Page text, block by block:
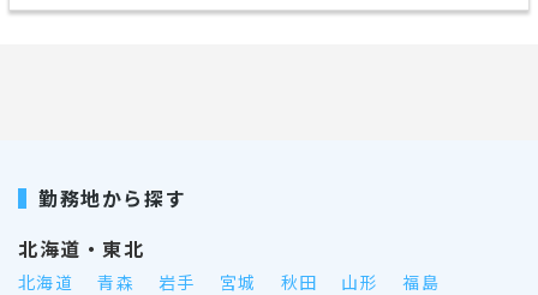
勤務地から探す
北海道・東北
北海道 青森 岩手 宮城 秋田 山形 福島